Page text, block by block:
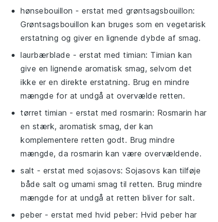
hønsebouillon - erstat med grøntsagsbouillon:
Grøntsagsbouillon kan bruges som en vegetarisk
erstatning og giver en lignende dybde af smag.
laurbærblade - erstat medtimian: Timian kan
give en lignende aromatisk smag, selvom det
ikke er en direkte erstatning. Brug en mindre
mængde for at undgå at overvælde retten.
tørret timian - erstat med rosmarin: Rosmarin har
en stærk, aromatisk smag, der kan
komplementere retten godt. Brug mindre
mængde, da rosmarin kan være overvældende.
salt - erstat medsojasovs: Sojasovs kan tilføje
både salt og umami smag til retten. Brug mindre
mængde for at undgå at retten bliver for salt.
peber - erstat med hvid peber: Hvid peber har